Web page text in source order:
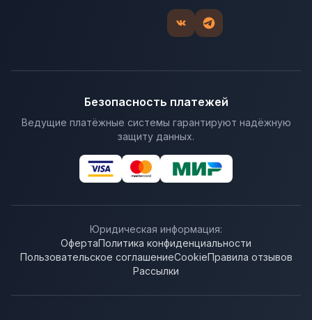
Безопасность платежей
Ведущие платёжные системы гарантируют надёжную
защиту данных.
Юридическая информация:
ОфертаПолитика конфиденциальности
Пользовательское соглашениеCookieПравила отзывов
Рассылки